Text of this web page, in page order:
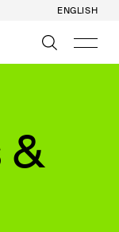
ENGLISH
&